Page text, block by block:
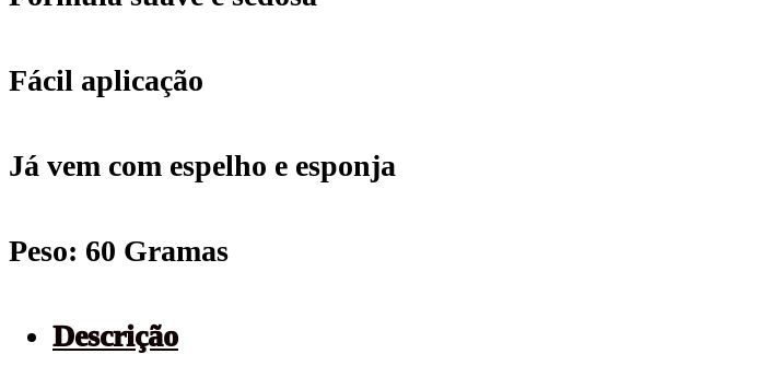
-
07
Honey
Fácil aplicação
Já vem com espelho e esponja
Peso: 60 Gramas
Descrição